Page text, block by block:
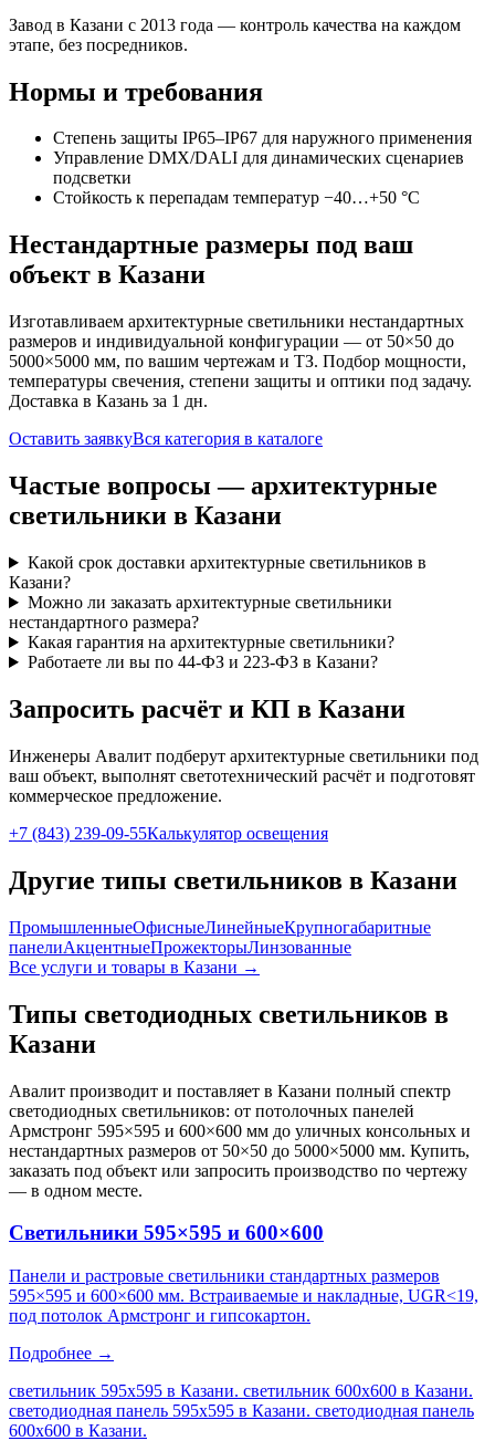
Завод в Казани с 2013 года — контроль качества на каждом
этапе, без посредников.
Нормы и требования
Степень защиты IP65–IP67 для наружного применения
Управление DMX/DALI для динамических сценариев
подсветки
Стойкость к перепадам температур −40…+50 °C
Нестандартные размеры под ваш
объект в Казани
Изготавливаем архитектурные светильники нестандартных
размеров и индивидуальной конфигурации — от 50×50 до
5000×5000 мм, по вашим чертежам и ТЗ. Подбор мощности,
температуры свечения, степени защиты и оптики под задачу.
Доставка в Казань за 1 дн.
Оставить заявкуВся категория в каталоге
Частые вопросы —архитектурные
светильники в Казани
Какой срок доставки архитектурные светильников в
Казани?
Можно ли заказать архитектурные светильники
нестандартного размера?
Какая гарантия на архитектурные светильники?
Работаете ли вы по 44-ФЗ и 223-ФЗ в Казани?
Запросить расчёт и КП в Казани
Инженеры Авалит подберут архитектурные светильники под
ваш объект, выполнят светотехнический расчёт и подготовят
коммерческое предложение.
+7 (843) 239-09-55Калькулятор освещения
Другие типы светильников в Казани
ПромышленныеОфисныеЛинейныеКрупногабаритные
панелиАкцентныеПрожекторыЛинзованные
Все услуги и товары в Казани →
Типы светодиодных светильников в
Казани
Авалит производит и поставляет в Казани полный спектр
светодиодных светильников: от потолочных панелей
Армстронг 595×595 и 600×600 мм до уличных консольных и
нестандартных размеров от 50×50 до 5000×5000 мм. Купить,
заказать под объект или запросить производство по чертежу
— в одном месте.
Светильники 595×595 и 600×600
Панели и растровые светильники стандартных размеров
595×595 и 600×600 мм. Встраиваемые и накладные, UGR<19,
под потолок Армстронг и гипсокартон.
Подробнее →
светильник 595х595 в Казани. светильник 600х600 в Казани.
светодиодная панель 595х595 в Казани. светодиодная панель
600х600 в Казани.